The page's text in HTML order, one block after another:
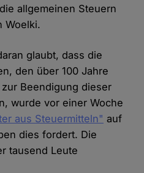
allgemeinen Steuern
Woelki.
glaubt, dass die
den über 100 Jahre
Beendigung dieser
wurde vor einer Woche
aus Steuermitteln" auf
dies fordert. Die
tausend Leute